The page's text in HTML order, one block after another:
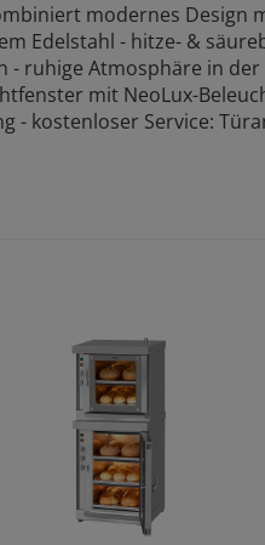
modernes Design
Edelstahl - hitze- &
- ruhige Atmosphäre in der
mit NeoLux-
- kostenloser Service: